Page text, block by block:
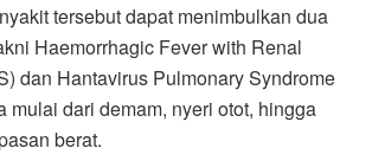
tersebut dapat menimbulkan dua
Haemorrhagic Fever with Renal
dan Hantavirus Pulmonary Syndrome
mulai dari demam, nyeri otot, hingga
berat.